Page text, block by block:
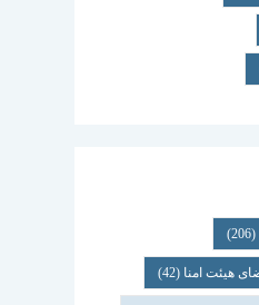
(206)
هیئت امنا (42)